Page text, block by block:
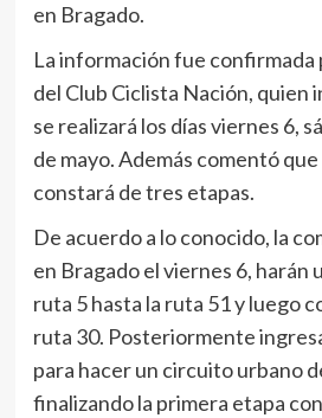
en Bragado.
La información fue confirmada
del Club Ciclista Nación, quien
se realizará los días viernes 6,
de mayo. Además comentó
constará de tres etapas.
De acuerdo a lo conocido, la
en Bragado el viernes 6, harán
ruta 5 hasta la ruta 51 y luego
ruta 30. Posteriormente
para hacer un circuito urbano
finalizando la primera etapa